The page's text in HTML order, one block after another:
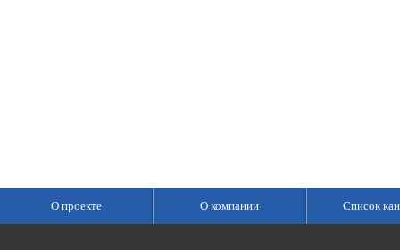
О проекте О компании Список